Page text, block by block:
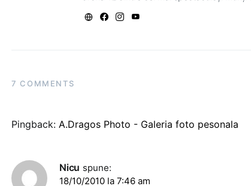
7 COMMENTS
Pingback: A.Dragos Photo - Galeria foto pesonala
Nicu spune:
18/10/2010 la 7:46 am